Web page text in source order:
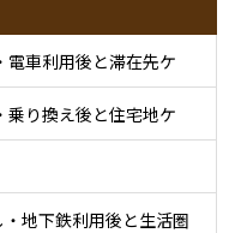
車利用後と滞在先ケ
り換え後と住宅地ケ
地下鉄利用後と生活圏